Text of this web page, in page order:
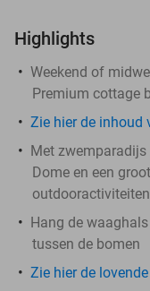
Highlights
Weekend of
Premium cottage
Zie hier de inhoud
Met
Dome en een
outdooractiviteiten
Hang de
tussen de bomen
Zie hier de